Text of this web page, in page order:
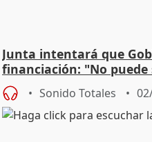
Junta intentará que
financiación: "No puede
Sonido Totales